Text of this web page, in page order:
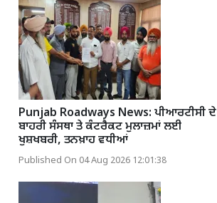
Punjab Roadways News: ਪੀਆਰਟੀਸੀ ਦੇ
ਬਾਹਰੀ ਸੰਸਥਾ ਤੇ ਕੰਟਰੈਕਟ ਮੁਲਾਜ਼ਮਾਂ ਲਈ
ਖੁਸ਼ਖਬਰੀ, ਤਨਖ਼ਾਹ ਵਧੀਆਂ
Published On 04 Aug 2026 12:01:38